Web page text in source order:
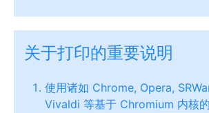
关于打印的重要说明
使用诸如 Chrome, Opera,
Vivaldi 等基于 Chromium 内核